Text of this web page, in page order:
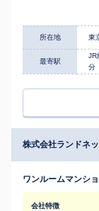
所在地 東
最寄駅
JR
分
株式会社ランドネ
ワンルームマンシ
会社特徴